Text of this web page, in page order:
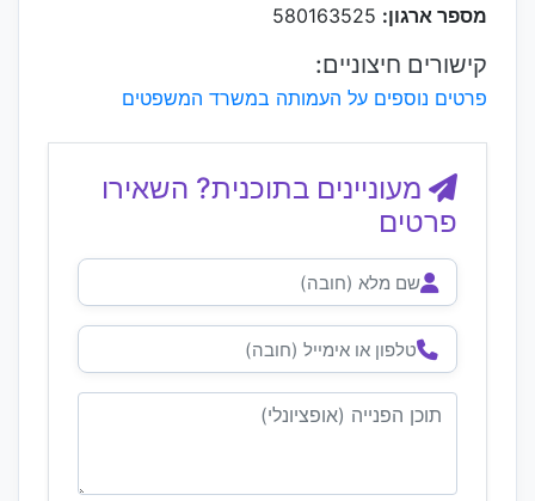
מספר ארגון:
קישורים חיצוניים:
פרטים נוספים על העמותה במשרד המשפטים
מעוניינים בתוכנית? השאירו
פרטים